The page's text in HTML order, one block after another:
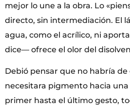
mejor lo une a la obra. Lo
directo, sin intermediación. El
agua, como el acrílico, ni
dice— ofrece el olor del
Debió pensar que no habría de
necesitara pigmento hacia una
primer hasta el último gesto,